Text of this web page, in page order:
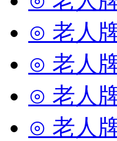
⊙ 老人
⊙ 老人
⊙ 老人
⊙ 老人